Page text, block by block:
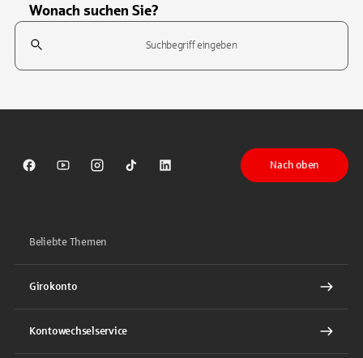
Wonach suchen Sie?
Suchfeld
Sparkasse auf Facebook
Sparkasse auf Youtube
Sparkasse auf Instagram
Sparkasse auf TikTok
Sparkasse auf LinkedIn
Nach oben
Beliebte Themen
Girokonto
Kontowechselservice